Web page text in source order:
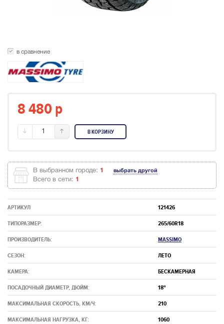
в сравнение
8 480 p
1 В КОРЗИНУ
В выбранном городе: 1 выбрать другой
Всего в сети: 1
АРТИКУЛ 121426
ТИПОРАЗМЕР: 265/60R18
ПРОИЗВОДИТЕЛЬ: MASSIMO
СЕЗОН: ЛЕТО
КАМЕРА: БЕСКАМЕРНАЯ
ПОСАДОЧНЫЙ ДИАМЕТР, ДЮЙМ: 18"
МАКСИМАЛЬНАЯ СКОРОСТЬ, КМ/Ч: 210
МАКСИМАЛЬНАЯ НАГРУЗКА, КГ: 1060